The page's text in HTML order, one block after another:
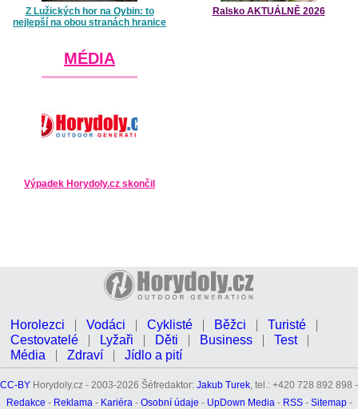
Z Lužických hor na Oybin: to
nejlepší na obou stranách hranice
Ralsko AKTUÁLNĚ 2026
MÉDIA
Výpadek Horydoly.cz skončil
Horolezci Vodáci Cyklisté Běžci
Turisté
Cestovatelé
Lyžaři Děti Business
Test
Média
Zdraví Jídlo a pití
CC-BY Horydoly.cz - 2003-2026 Šéfredaktor: Jakub Turek , tel.: +420 728 892 898 -
Redakce - Reklama - Kariéra - Osobní údaje - UpDown Media - RSS- Sitemap-